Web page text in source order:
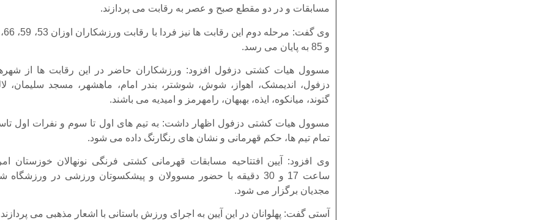
مسابقات و در دو مقطع صبح و عصر به رقابت می پردازند.
و 85 به پایان می رسد.
مسوول هیات کشتی دزفول افزود: ورزشکاران حاضر در این رقابت ها از
دزفول، اندیمشک، اهواز، شوش، شوشتر، بندر امام، ماهشهر، مسجد سلیمان،
گتوند، میانکوه، ایذه، بهبهان، رامهرمز و امیدیه می باشند.
مسوول هیات کشتی دزفول اظهار داشت: به تیم های اول تا سوم و نفرات اول
تمام تیم ها، حکم قهرمانی و نشان های رنگارنگ داده می شود.
وی افزود: آیین افتتاحیه مسابقات قهرمانی کشتی فرنگی نونهالان خوزستان
ساعت 17 و 30 دقیقه با حضور مسوولان و پیشکسوتان ورزشی در ورزشگاه
مجدیان برگزار می شود.
آستی گفت: پهلوانان در این آیین به اجرای ورزش باستانی با اشعار مذهبی می